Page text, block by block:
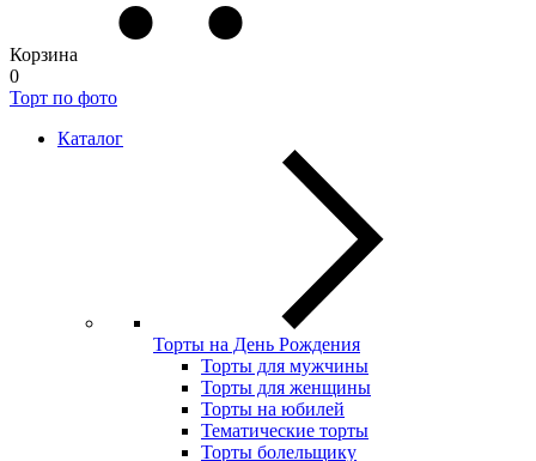
Корзина
0
Торт по фото
Каталог
Торты на День Рождения
Торты для мужчины
Торты для женщины
Торты на юбилей
Тематические торты
Торты болельщику